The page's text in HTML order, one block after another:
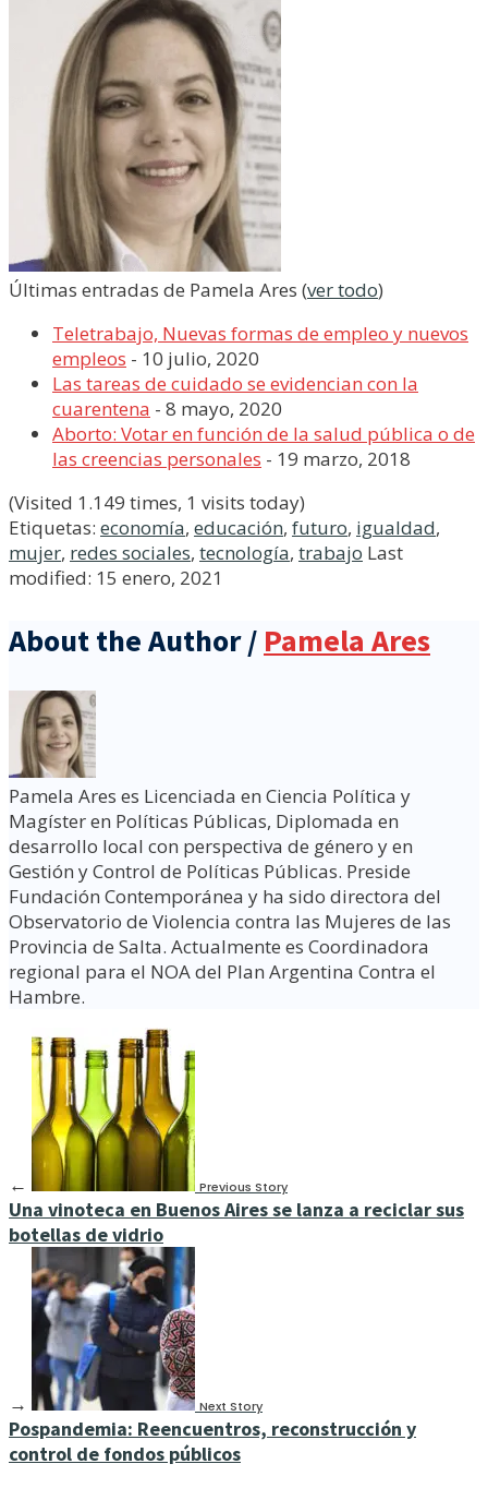
Últimas entradas de Pamela Ares (ver todo)
Teletrabajo, Nuevas formas de empleo y nuevos
empleos - 10 julio, 2020
Las tareas de cuidado se evidencian con la
cuarentena - 8 mayo, 2020
Aborto: Votar en función de la salud pública o de
las creencias personales - 19 marzo, 2018
(Visited 1.149 times, 1 visits today)
Etiquetas: economía, educación, futuro, igualdad,
mujer, redes sociales, tecnología, trabajo Last
modified: 15 enero, 2021
About the Author / Pamela Ares
Pamela Ares es Licenciada en Ciencia Política y
Magíster en Políticas Públicas, Diplomada en
desarrollo local con perspectiva de género y en
Gestión y Control de Políticas Públicas. Preside
Fundación Contemporánea y ha sido directora del
Observatorio de Violencia contra las Mujeres de las
Provincia de Salta. Actualmente es Coordinadora
regional para el NOA del Plan Argentina Contra el
Hambre.
← Previous Story
Una vinoteca en Buenos Aires se lanza a reciclar sus
botellas de vidrio
→ Next Story
Pospandemia: Reencuentros, reconstrucción y
control de fondos públicos